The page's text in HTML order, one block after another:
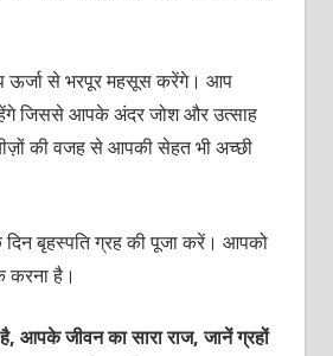
ऊर्जा से भरपूर महसूस करेंगे। आप
जिससे आपके अंदर जोश और उत्‍साह
की वजह से आपकी सेहत भी अच्‍छी
दिन बृहस्‍पति ग्रह की पूजा करें। आपको
करना है।
आपके जीवन का सारा राज, जानें ग्रहों